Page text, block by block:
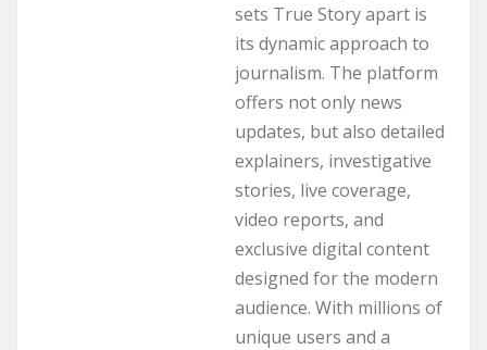
sets True Story apart is
its dynamic approach to
journalism. The platform
offers not only news
updates, but also detailed
explainers, investigative
stories, live coverage,
video reports, and
exclusive digital content
designed for the modern
audience. With millions of
unique users and a